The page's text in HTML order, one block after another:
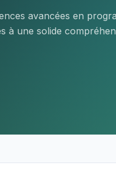
avancées en
à une solide